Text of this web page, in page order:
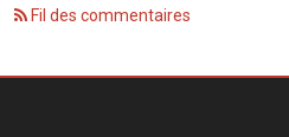
Fil des commentaires